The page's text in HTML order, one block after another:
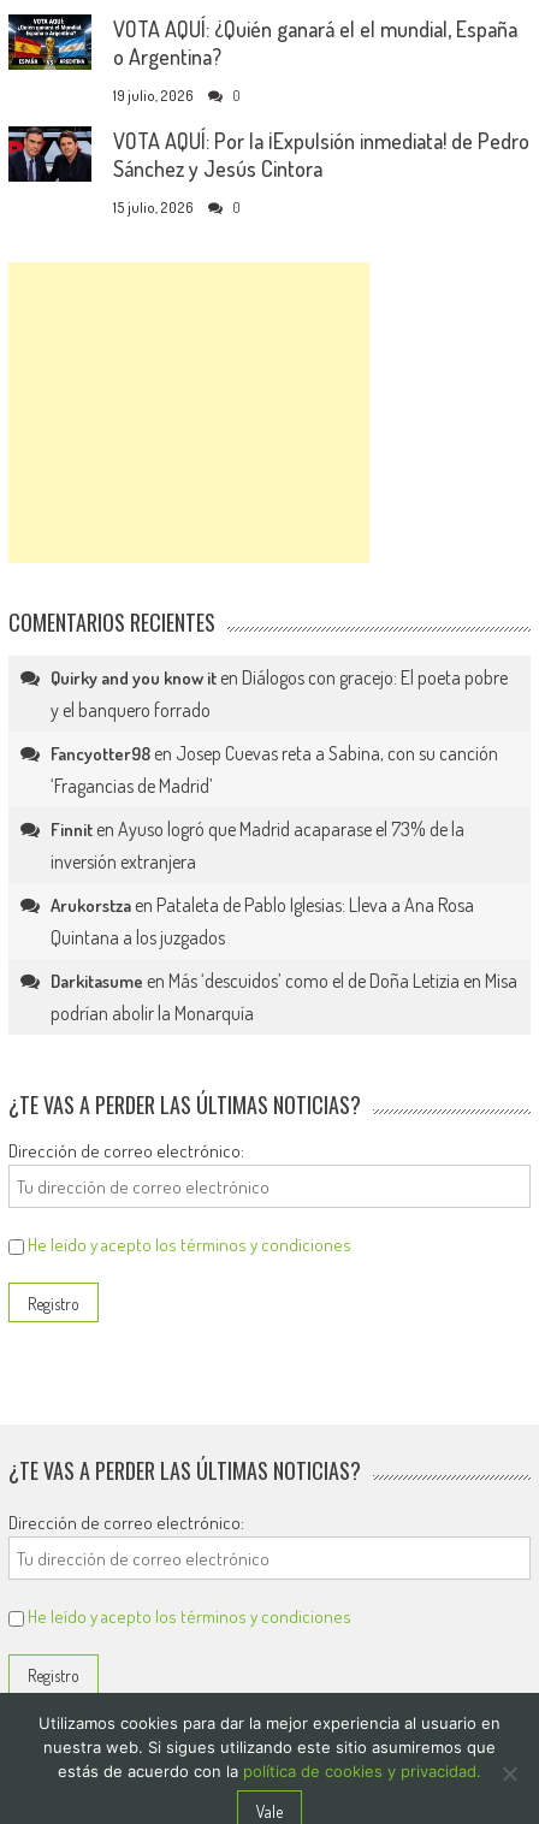
VOTA AQUÍ: ¿Quién ganará el el mundial, España
o Argentina?
19 julio, 2026 0
VOTA AQUÍ: Por la ¡Expulsión inmediata! de Pedro
Sánchez y Jesús Cintora
15 julio, 2026 0
COMENTARIOS RECIENTES
Quirky and you know iten Diálogos con gracejo: El poeta pobre
y el banquero forrado
Fancyotter98en Josep Cuevas reta a Sabina, con su canción
‘Fragancias de Madrid’
Finniten Ayuso logró que Madrid acaparase el 73% de la
inversión extranjera
Arukorstzaen Pataleta de Pablo Iglesias: Lleva a Ana Rosa
Quintana a los juzgados
Darkitasume en Más ‘descuidos’ como el de Doña Letizia en Misa
podrían abolir la Monarquía
¿TE VAS A PERDER LAS ÚLTIMAS NOTICIAS?
Dirección de correo electrónico:
He leído y acepto los términos y condiciones
¿TE VAS A PERDER LAS ÚLTIMAS NOTICIAS?
Dirección de correo electrónico:
He leído y acepto los términos y condiciones
El Diario de Colón
Utilizamos cookies para dar la mejor experiencia al usuario en
nuestra web. Si sigues utilizando este sitio asumiremos que
estás de acuerdo con la política de cookies y privacidad.
Vale